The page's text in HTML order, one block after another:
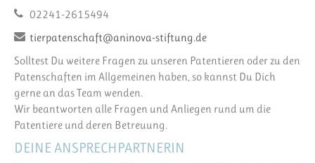
02241-2615494
tierpatenschaft@aninova-stiftung.de
Solltest Du weitere Fragen zu unseren Patentieren oder zu den
Patenschaften im Allgemeinen haben, so kannst Du Dich
gerne an das Team wenden.
Wir beantworten alle Fragen und Anliegen rund um die
Patentiere und deren Betreuung.
DEINE ANSPRECHPARTNERIN